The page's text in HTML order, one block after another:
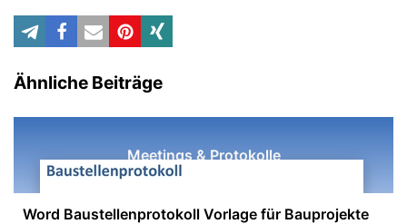
Ähnliche Beiträge
Meetings & Protokolle
Word Baustellenprotokoll Vorlage für Bauprojekte